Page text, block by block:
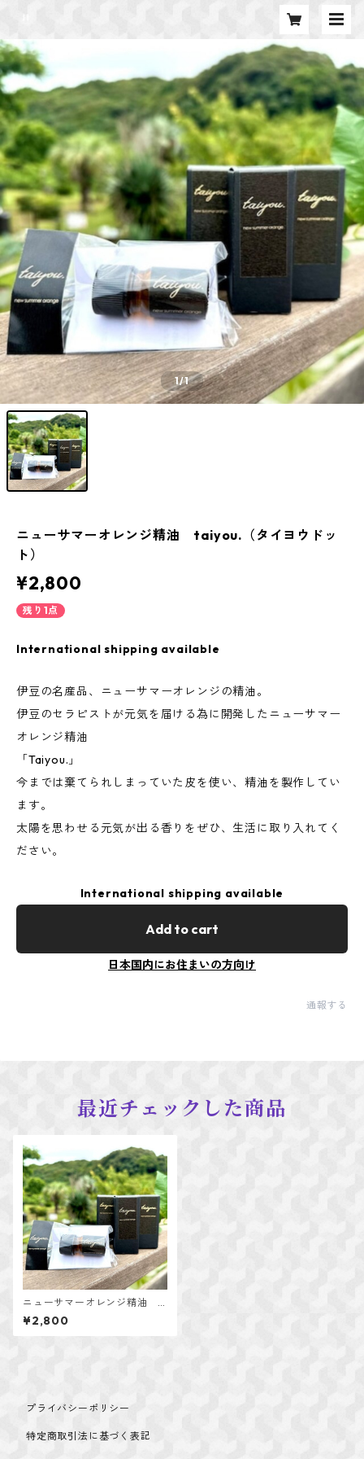
1/1
ニューサマーオレンジ精油 taiyou.（タイヨウドッ
ト）
¥2,800
残り1点
International shipping available
伊豆の名産品、ニューサマーオレンジの精油。
伊豆のセラピストが元気を届ける為に開発したニューサマー
オレンジ精油
「Taiyou.」
今までは棄てられしまっていた皮を使い、精油を製作してい
ます。
太陽を思わせる元気が出る香りをぜひ、生活に取り入れてく
ださい。
International shipping available
Add to cart
日本国内にお住まいの方向け
通報する
最近チェックした商品
ニューサマーオレンジ精油 t
aiyou.（タイヨウドット）
¥2,800
プライバシーポリシー
特定商取引法に基づく表記